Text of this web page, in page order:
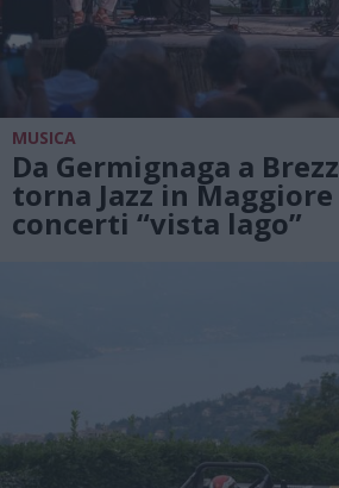
MUSICA
Da Germignaga a
torna Jazz in
concerti “vista lago”